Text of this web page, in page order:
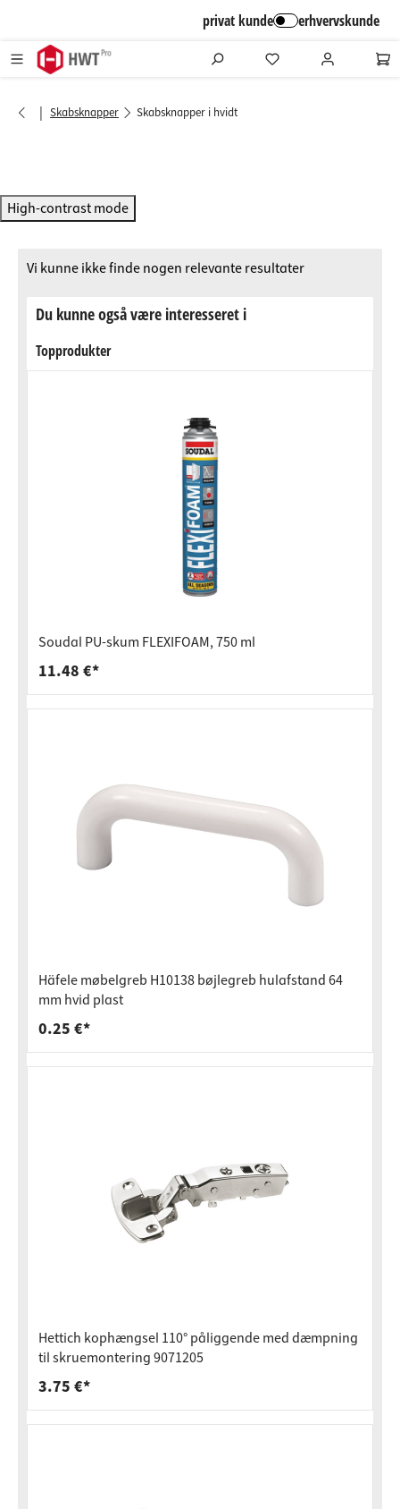
privat kunde erhvervskunde
| Skabsknapper Skabsknapper i hvidt
High-contrast mode
Vi kunne ikke finde nogen relevante resultater
Du kunne også være interesseret i
Topprodukter
Soudal PU-skum FLEXIFOAM, 750 ml
11.48 €*
Häfele møbelgreb H10138 bøjlegreb hulafstand 64
mm hvid plast
0.25 €*
Hettich kophængsel 110° påliggende med dæmpning
til skruemontering 9071205
3.75 €*